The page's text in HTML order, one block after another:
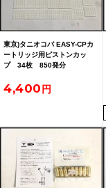
東京)タニオコバ EASY-CPカ
ートリッジ用ピストンカッ
プ 34枚 850発分
4,400